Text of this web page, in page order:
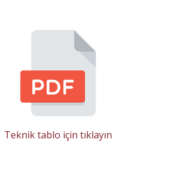
Teknik tablo için tıklayın